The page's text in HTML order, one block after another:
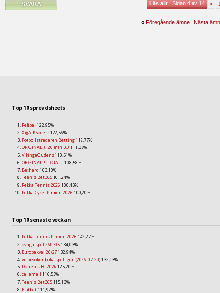
Läs allt Sidan 4 av 14 <
« Föregående ämne| Nästa
Top 10 spreadsheets
Pelipel 122,95%
X @AIKSoderr122,56%
Fotbollstradaren Betting112,77%
ORIGINAL!!! 20 min 3.0 111,33%
VikingaGudens110,51%
ORIGINAL!!! TOTALT108,58%
Bethard 103,10%
Tennis Bet365101,24%
Pekka Tennis 2026 100,43%
Pekka Cykel Pinnen 2026 100,20%
Top 10 senaste veckan
Pekka Tennis Pinnen 2026 142,27%
övriga spel 260705134,03%
Europakval 26/27132,94%
vi försöker boka spel igen (2026-07-20)132,03%
Dörren UFC 2026 125,20%
callemell 116,55%
Tennis Bet365115,13%
Flatbet111,92%